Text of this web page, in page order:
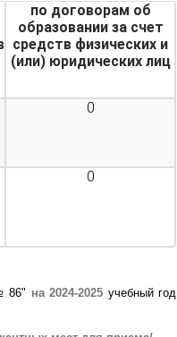
по договорам об
образовании за счет
средств физических и
(или) юридических лиц
0
0
86" на 2024-2025 учебный год